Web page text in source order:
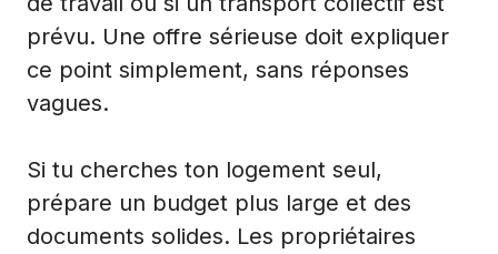
prévu. Une offre sérieuse doit expliquer
ce point simplement, sans réponses
vagues.
Si tu cherches ton logement seul,
prépare un budget plus large et des
documents solides. Les propriétaires